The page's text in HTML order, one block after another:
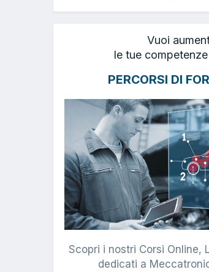
Vuoi
le tue
PERCORSI DI
Scopri i nostri Corsi Online,
dedicati a